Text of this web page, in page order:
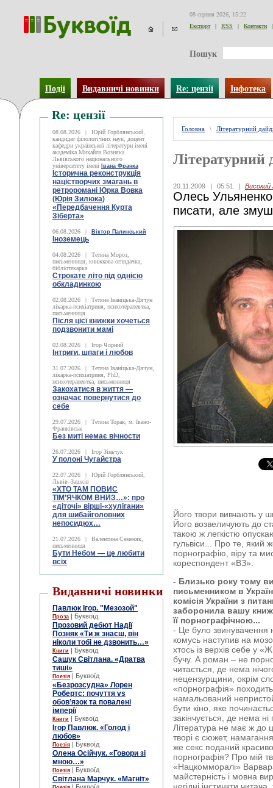
08 серпня 2026, 15:22
Експорт
| RSS | Контакти |
Пошук
Події Видавничі новинки Re: цензії Інфотека
Re: цензії
08.08.2026 |
Юрій Горблянський,
кандидат філологічних наук, доцент
кафедри української літератури імені
академіка Михайла Возняка
Львівського національного
університету імені
Івана Франка
Історична реконструкція
націєтворчих змагань в
ретроромані Юрка Вовка
(Юрія Зилюка)
«Передбачення Курта
Зіберта»
06.08.2026 | Віктор Палинський
Іноземець
04.08.2026 |
Тетяна Мороз,
письменниця, книжкова оглядачка,
бібліотекарка
Строкате літо під однією
обкладинкою
02.08.2026 |
Тетяна Іваніцька-Дячун
лікарка-психіатриня, психотерапевтка,
письменниця
Після цієї книжки хочеться
подзвонити мамі
02.08.2026 | Ігор Чорний
Інтриги, шпаги і любов
31.07.2026 |
Тетяна Іваніцька-Дячун,
лікарка-психіатриня, PhD,
психотерапевтка, письменниця
Закохатися в життя —
означає повернутися до
себе
29.07.2026 |
Тетяна Торак, м. Івано-
Франківськ
Без миті немає вічности
26.07.2026 | Ігор Зіньчук
У полоні Чугайстра
22.07.2026 |
Юрій Горблянський,
Львів–Зашків
«ХТО ТАМ ПОВИС
ТІМ’ЯЧКОМ ВНИЗ…»: про
«діточі» вірші-«хулігани»
для шибайголовних
непосидюх…
21.07.2026 |
Валентина Семеняк,
письменниця
Бути Небом ― це любити
всіх
Видавничі новинки
Павлюк Ігор. "Мезозой"
Проза | Буквоїд
Прозовий дебют Надії
Позняк «Ти ж знаєш, він
ніколи тобі не дзвонить…»
Книги | Буквоїд
Сащук Світлана. «Дратва
тиші»
Поезія | Буквоїд
«Безрозсудна» Лорен
Робертс: почуття vs
обов’язок та повалені
імперії
Книги | Буквоїд
Ігор Павлюк. «Голод і
любов»
Поезія | Буквоїд
Олена Осійчук. «Говори зі
мною…»
Поезія | Буквоїд
Світлана Марчук. «Магніт»
Головна \ Літературний
Літературний
20.11.2009 | 05:51 | Високий
Олесь
писати, але
Його твори вивчають у
Його возвеличують до
такою ж легкістю
гульвіси... Про те, який
порнографію, віру та
кореспондент «ВЗ».
- Близько року тому
письменником в
комісія України з
заборонила вашу
її порнографічною...
- Це було
комусь наступив на
хтось із верхів себе у
бучу. А роман – не
читається, де нема
нецензурщини, окрім
«порнографія»
намальований
бути кіно, яке
закінчується, де нема ні
Література не має ж до
творі є сюжет,
же секс поданий
порнографія? Про мій
«Нацкомморалі»
майстерність і мовна